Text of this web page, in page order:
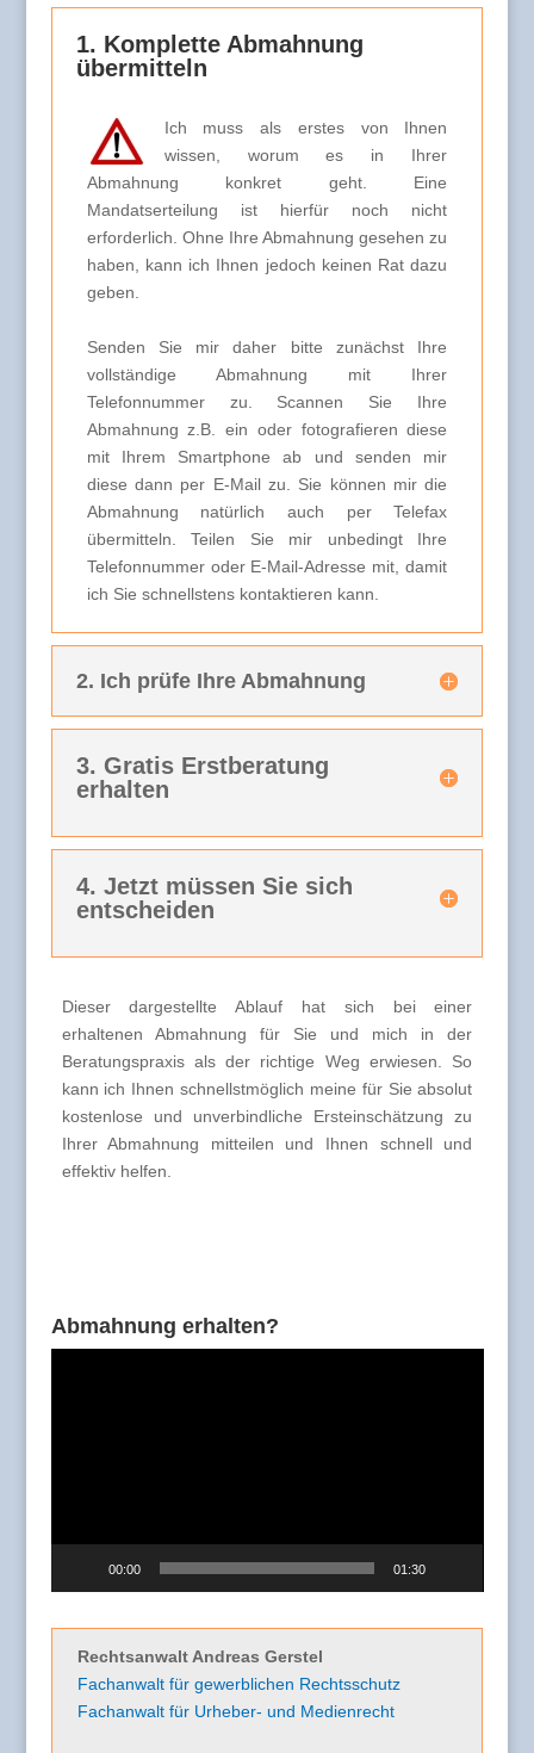
1. Komplette Abmahnung
übermitteln
Ich muss als erstes von Ihnen
wissen, worum es in Ihrer
Abmahnung konkret geht. Eine
Mandatserteilung ist hierfür noch nicht
erforderlich. Ohne Ihre Abmahnung gesehen zu
haben, kann ich Ihnen jedoch keinen Rat dazu
geben.
Senden Sie mir daher bitte zunächst Ihre
vollständige Abmahnung mit Ihrer
Telefonnummer zu. Scannen Sie Ihre
Abmahnung z.B. ein oder fotografieren diese
mit Ihrem Smartphone ab und senden mir
diese dann per E-Mail zu. Sie können mir die
Abmahnung natürlich auch per Telefax
übermitteln. Teilen Sie mir unbedingt Ihre
Telefonnummer oder E-Mail-Adresse mit, damit
ich Sie schnellstens kontaktieren kann.
2. Ich prüfe Ihre Abmahnung
3. Gratis Erstberatung
erhalten
4. Jetzt müssen Sie sich
entscheiden
Dieser dargestellte Ablauf hat sich bei einer
erhaltenen Abmahnung für Sie und mich in der
Beratungspraxis als der richtige Weg erwiesen. So
kann ich Ihnen schnellstmöglich meine für Sie absolut
kostenlose und unverbindliche Ersteinschätzung zu
Ihrer Abmahnung mitteilen und Ihnen schnell und
effektiv helfen.
Abmahnung erhalten?
00:00 01:30
Rechtsanwalt Andreas Gerstel
Fachanwalt für gewerblichen Rechtsschutz
Fachanwalt für Urheber- und Medienrecht